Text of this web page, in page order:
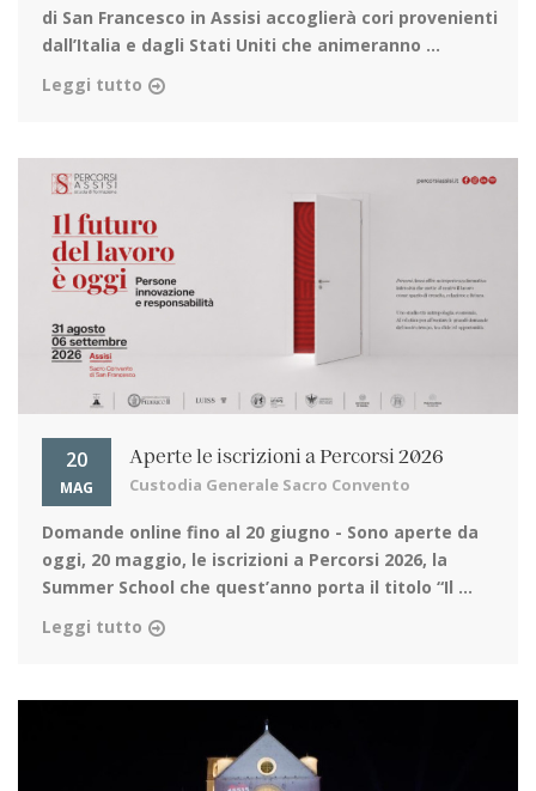
di San Francesco in Assisi accoglierà cori provenienti
dall’Italia e dagli Stati Uniti che animeranno ...
Leggi tutto
20
MAG
Aperte le iscrizioni a Percorsi 2026
Custodia Generale Sacro Convento
Domande online fino al 20 giugno - Sono aperte da
oggi, 20 maggio, le iscrizioni a Percorsi 2026, la
Summer School che quest’anno porta il titolo “Il ...
Leggi tutto